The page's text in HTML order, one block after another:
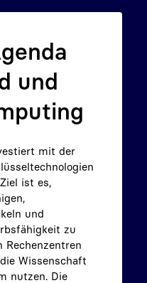
und
mit der
ist es,
und
zu
Rechenzentren
Wissenschaft
nutzen. Die